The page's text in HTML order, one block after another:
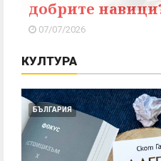
добрите
07/07/2026
КУЛТУРА
БЪЛГАРИЯ